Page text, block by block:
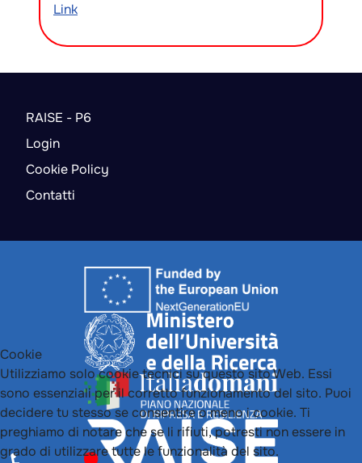
Link
RAISE - P6
Login
Cookie Policy
Contatti
Cookie
Utilizziamo solo cookie tecnici su questo sito Web. Essi
sono essenziali per il corretto funzionamento del sito. Puoi
decidere tu stesso se consentire o meno i cookie. Ti
preghiamo di notare che se li rifiuti, potresti non essere in
grado di utilizzare tutte le funzionalità del sito.